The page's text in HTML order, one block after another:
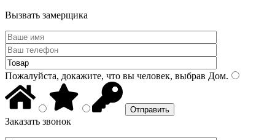
Вызвать замерщика
Пожалуйста, докажите, что вы человек, выбрав Дом.
Заказать звонок